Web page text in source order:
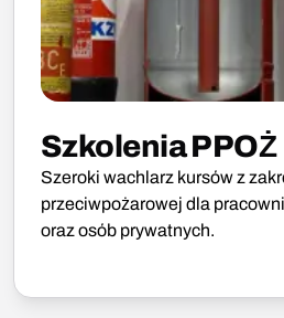
Szkolenia PPOŻ
Szeroki wachlarz kursów z
przeciwpożarowej dla
oraz osób prywatnych.